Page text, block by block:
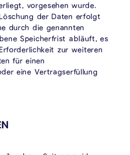
vorgesehen wurde.
der Daten erfolgt
durch die genannten
Speicherfrist abläuft, es
zur weiteren
für einen
eine Vertragserfüllung